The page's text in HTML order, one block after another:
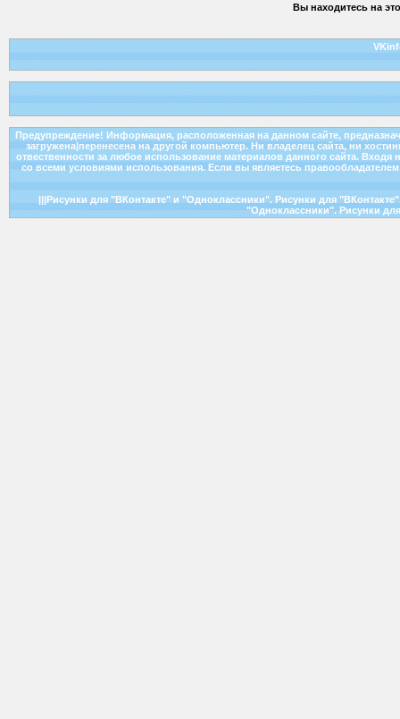
Вы находитесь на
Предупреждение! Информация, расположенная на данном сайте,
загружена|перенесена на другой компьютер. Ни владелец сайта, ни
отвественности за любое использование материалов данного сайта.
со всеми условиями использования. Если вы являетесь
|||Рисунки для "ВКонтакте" и "Одноклассники". Рисунки для
"Одноклассники". Рисунки